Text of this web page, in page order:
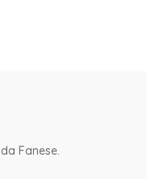
Fanese.